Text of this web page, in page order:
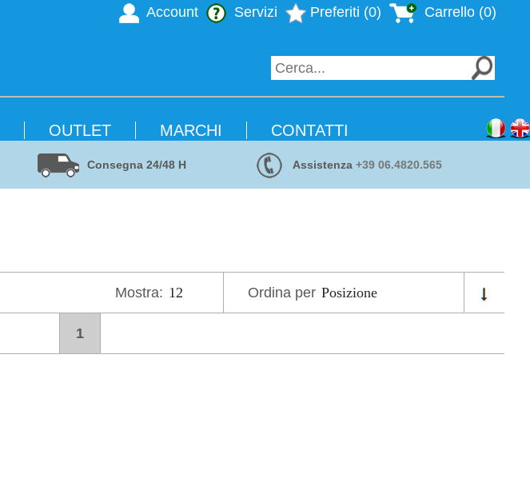
Carrello (0)
Preferiti (0)
Servizi
Account
OUTLET MARCHI CONTATTI
Consegna 24/48 H Assistenza+39 06.4820.565
Ordina per
Mostra:
1